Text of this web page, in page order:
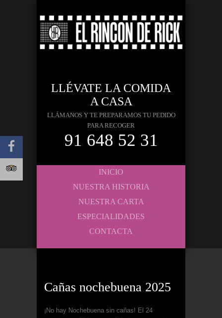
LLÉVATE LA COMIDA
A CASA
LLÁMANOS Y TE PREPARAMOS TU PEDIDO
PARA RECOGER
91 648 52 31
INICIO
NUESTRA HISTORIA
NUESTRA CARTA
ESPECIALIDADES
CONTACTA
Cañas nochebuena 2025
¡No hay Nochebuena sin cañas! El 24